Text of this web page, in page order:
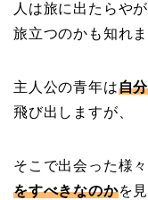
人は旅に出たらや
旅立つのかも知れま
主人公の青年は自
飛び出しますが、
そこで出会った様
をすべきなのかを